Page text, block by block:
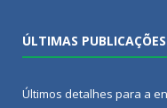
ÚLTIMAS PUBLICAÇÕES
Últimos detalhes para a